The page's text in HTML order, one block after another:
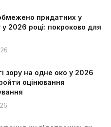
придатних у
2026 році: покроково для
зору на одне око у 2026
оцінювання